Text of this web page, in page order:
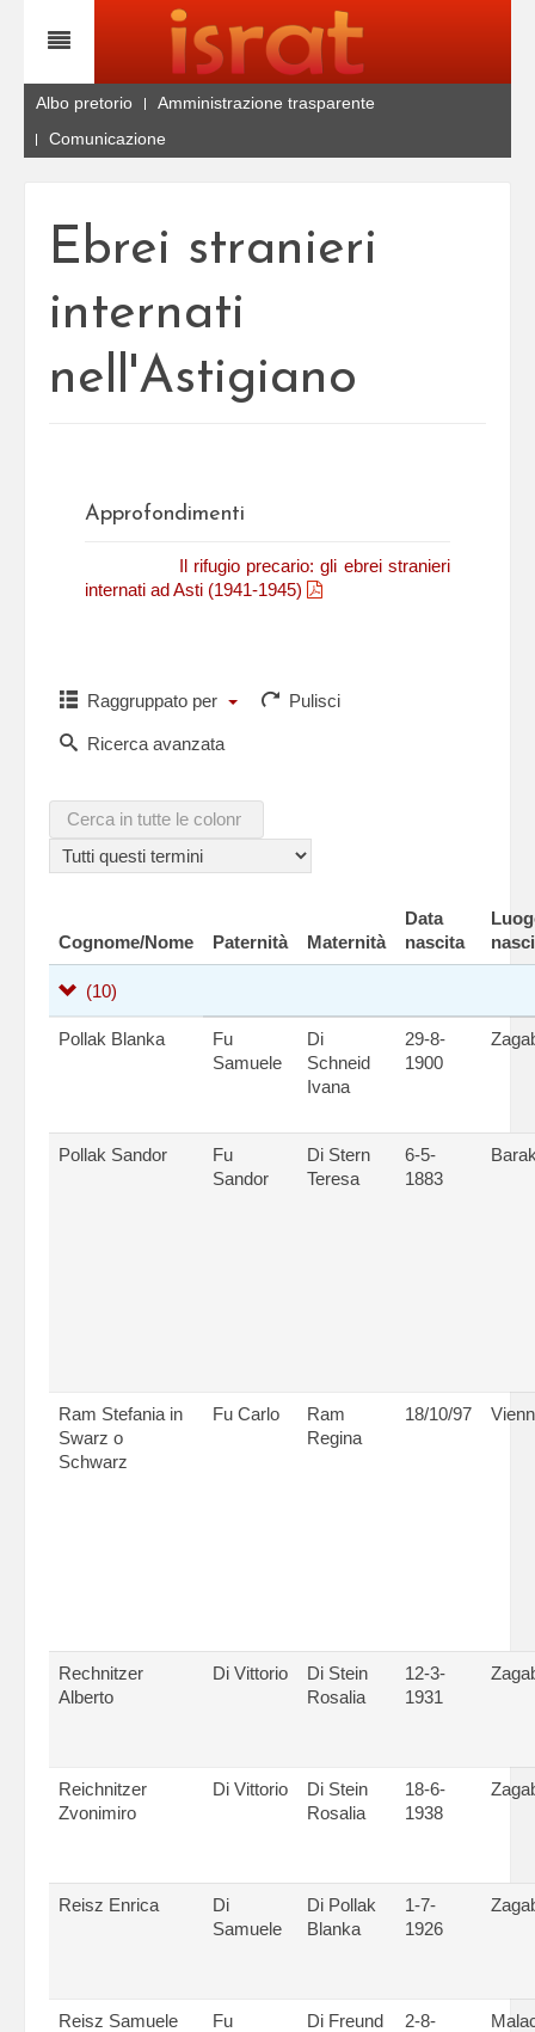
Albo pretorio
Amministrazione trasparente
Comunicazione
Ebrei stranieri
internati
nell'Astigiano
Approfondimenti
Il rifugio precario: gli ebrei stranieri
internati ad Asti (1941-1945)
Raggruppato per Pulisci
Ricerca avanzata
Cognome/Nome Paternità Maternità
Data
nascita
(10)
Pollak Blanka
Fu
Samuele
Di
Schneid
Ivana
29-8-
1900
Pollak Sandor
Fu
Sandor
Di Stern
Teresa
6-5-
1883
Ram Stefania in
Swarz o
Schwarz
Fu Carlo
Ram
Regina
18/10/97
Rechnitzer
Alberto
Di Vittorio
Di Stein
Rosalia
12-3-
1931
Reichnitzer
Zvonimiro
Di Vittorio
Di Stein
Rosalia
18-6-
1938
Reisz Enrica
Di
Samuele
Di Pollak
Blanka
1-7-
1926
Reisz Samuele
Fu
Di Freund
2-8-